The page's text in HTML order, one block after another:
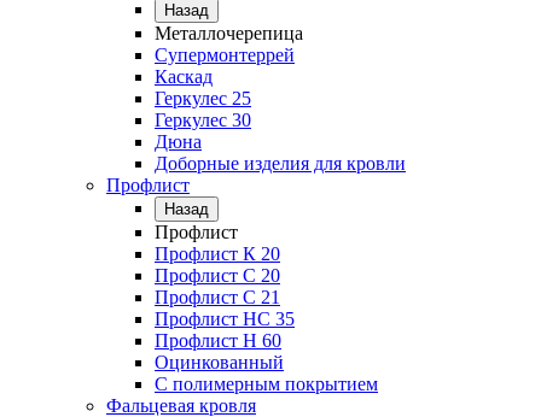
Назад
Металлочерепица
Супермонтеррей
Каскад
Геркулес 25
Геркулес 30
Дюна
Доборные изделия для кровли
Профлист
Назад
Профлист
Профлист К 20
Профлист С 20
Профлист C 21
Профлист НС 35
Профлист Н 60
Оцинкованный
С полимерным покрытием
Фальцевая кровля